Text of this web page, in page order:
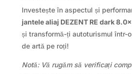
Investește în aspectul și
jantele aliaj DEZENT RE dark
și transformă-ți autoturismul într-
de artă pe roți!
Notă: Vă rugăm să verificați